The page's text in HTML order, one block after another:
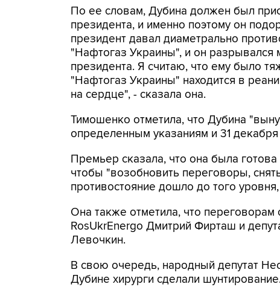
По ее словам, Дубина должен был
президента, и именно поэтому он
президент давал диаметрально
"Нафтогаз Украины", и он
президента. Я считаю, что ему было
"Нафтогаз Украины" находится в
на сердце", - сказала она.
Тимошенко отметила, что Дубина
определенным указаниям и 31
Премьер сказала, что она была
чтобы "возобновить переговоры,
противостояние дошло до того
Она также отметила, что
RosUkrEnergo Дмитрий Фирташ и
Левочкин.
В свою очередь, народный депутат
Дубине хирурги сделали